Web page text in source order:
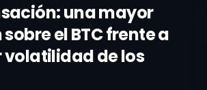
una mayor
el BTC frente a
de los